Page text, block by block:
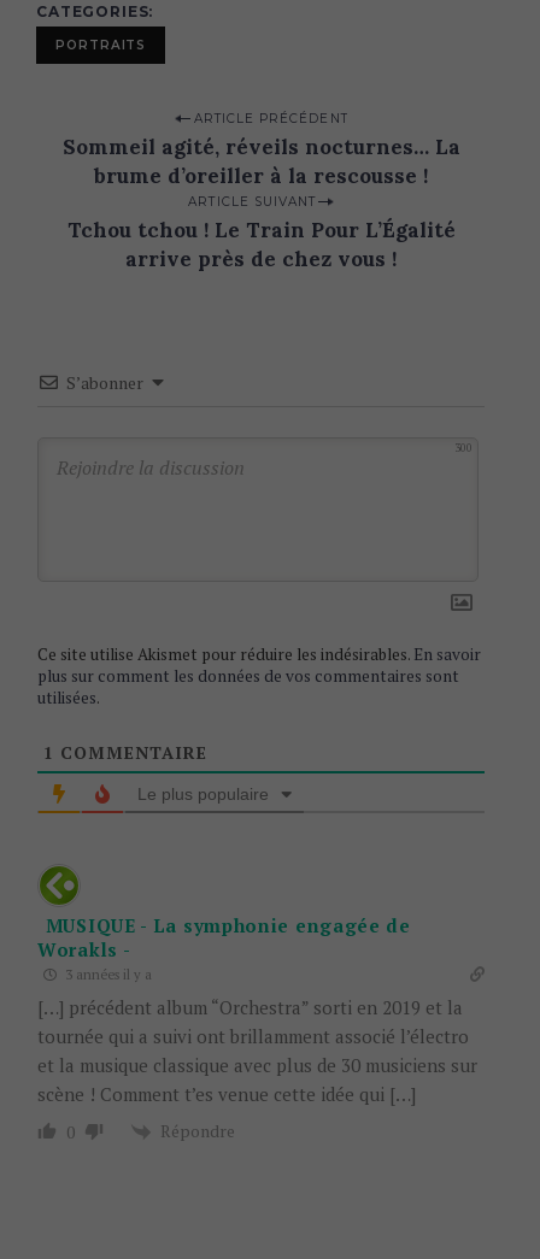
CATEGORIES
PORTRAITS
i
ARTICLE PRÉCÉDENT
Sommeil agité, réveils nocturnes… La
brume d’oreiller à la rescousse !
ARTICLE SUIVANT
Tchou tchou ! Le Train Pour L’Égalité
arrive près de chez vous !
S’abonner
300
Ce site utilise Akismet pour réduire les indésirables. En savoir
plus sur comment les données de vos commentaires sont
utilisées.
1 COMMENTAIRE
Le plus populaire
MUSIQUE - La symphonie engagée de
Worakls -
3 années il y a
[…] précédent album “Orchestra” sorti en 2019 et la
tournée qui a suivi ont brillamment associé l’électro
et la musique classique avec plus de 30 musiciens sur
scène ! Comment t’es venue cette idée qui […]
0 Répondre